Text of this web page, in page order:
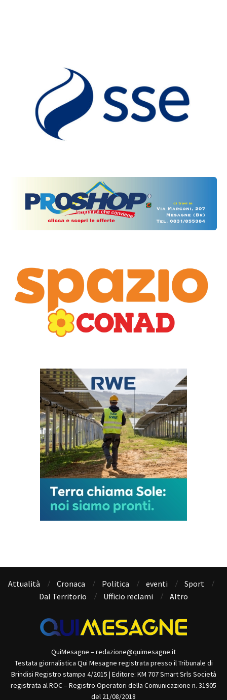
Attualità Cronaca Politica eventi
Sport
Dal Territorio
Ufficio reclami Altro
QuiMesagne – redazione@quimesagne.it
Testata giornalistica Qui Mesagne registrata presso il Tribunale di
Brindisi Registro stampa 4/2015 | Editore: KM 707 Smart Srls Società
registrata al ROC – Registro Operatori della Comunicazione n. 31905
del 21/08/2018